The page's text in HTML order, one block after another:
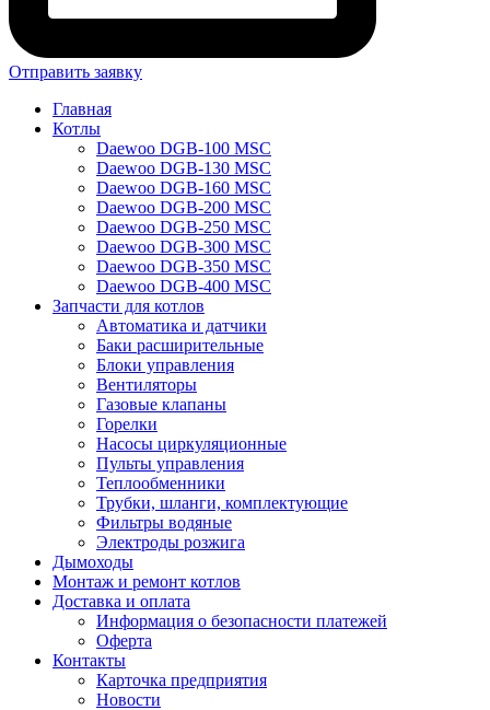
Отправить заявку
Главная
Котлы
Daewoo DGB-100 MSC
Daewoo DGB-130 MSC
Daewoo DGB-160 MSC
Daewoo DGB-200 MSC
Daewoo DGB-250 MSC
Daewoo DGB-300 MSC
Daewoo DGB-350 MSC
Daewoo DGB-400 MSC
Запчасти для котлов
Автоматика и датчики
Баки расширительные
Блоки управления
Вентиляторы
Газовые клапаны
Горелки
Насосы циркуляционные
Пульты управления
Теплообменники
Трубки, шланги, комплектующие
Фильтры водяные
Электроды розжига
Дымоходы
Монтаж и ремонт котлов
Доставка и оплата
Информация о безопасности платежей
Оферта
Контакты
Карточка предприятия
Новости